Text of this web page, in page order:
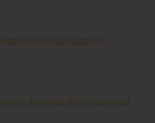
pensiya daftarchasi
daromad solig’i (daromad